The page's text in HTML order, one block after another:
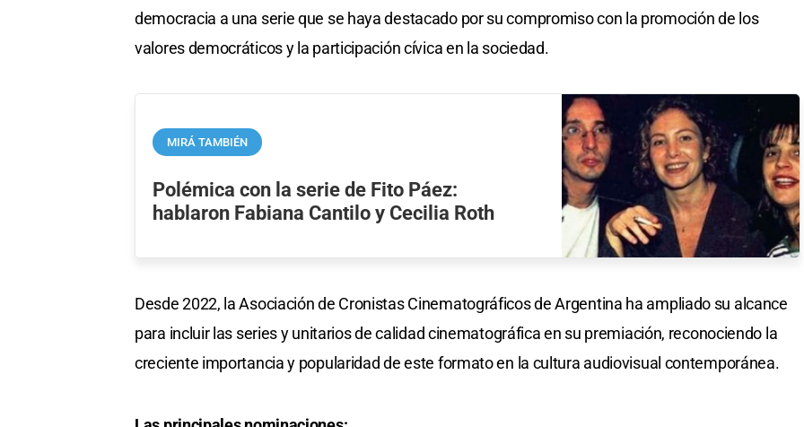
democracia a una serie que se haya destacado por su compromiso con la promoción de los
valores democráticos y la participación cívica en la sociedad.
MIRÁ TAMBIÉN
Polémica con la serie de Fito Páez:
hablaron Fabiana Cantilo y Cecilia Roth
Desde 2022, la Asociación de Cronistas Cinematográficos de Argentina ha ampliado su alcance
para incluir las series y unitarios de calidad cinematográfica en su premiación, reconociendo la
creciente importancia y popularidad de este formato en la cultura audiovisual contemporánea.